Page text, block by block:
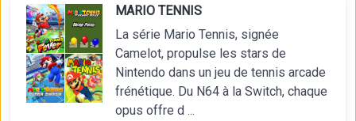
MARIO TENNIS
La série Mario Tennis, signée
Camelot, propulse les stars de
Nintendo dans un jeu de tennis arcade
frénétique. Du N64 à la Switch, chaque
opus offre d ...